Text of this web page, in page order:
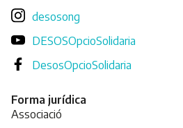
desosong
DESOSOpcioSolidaria
DesosOpcioSolidaria
Forma jurídica
Associació